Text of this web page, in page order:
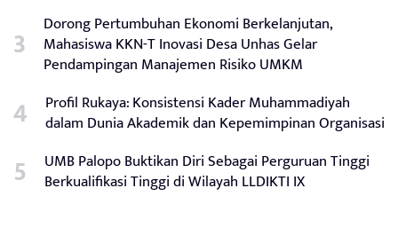
Dorong Pertumbuhan Ekonomi Berkelanjutan,
Mahasiswa KKN-T Inovasi Desa Unhas Gelar
Pendampingan Manajemen Risiko UMKM
Profil Rukaya: Konsistensi Kader Muhammadiyah
dalam Dunia Akademik dan Kepemimpinan Organisasi
UMB Palopo Buktikan Diri Sebagai Perguruan Tinggi
Berkualifikasi Tinggi di Wilayah LLDIKTI IX